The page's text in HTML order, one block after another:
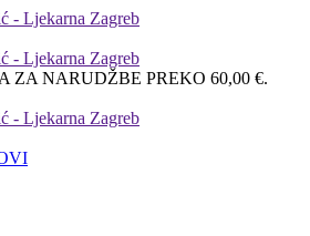
ZA NARUDŽBE PREKO 60,00 €.